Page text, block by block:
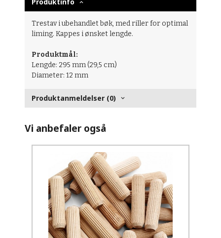
Trestav i ubehandlet bøk, med riller for optimal
liming. Kappes i ønsket lengde.
Produktmål:
Lengde: 295 mm (29,5 cm)
Diameter: 12 mm
Produktanmeldelser (0)
Vi anbefaler også